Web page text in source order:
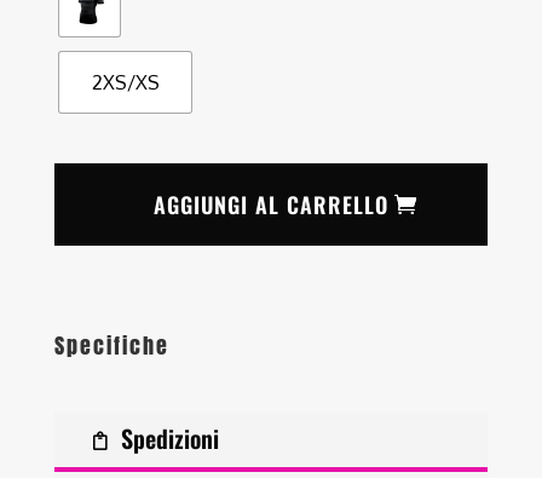
2XS/XS
AGGIUNGI AL CARRELLO
Specifiche
Spedizioni